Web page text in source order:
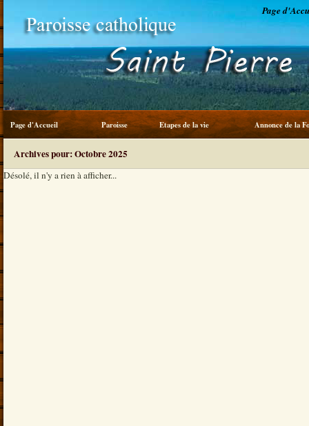
Page
Page d'Accueil Paroisse Etapes de la vie Annonce de la
Service du frère
Archives pour: Octobre 2025
Désolé, il n'y a rien à afficher...